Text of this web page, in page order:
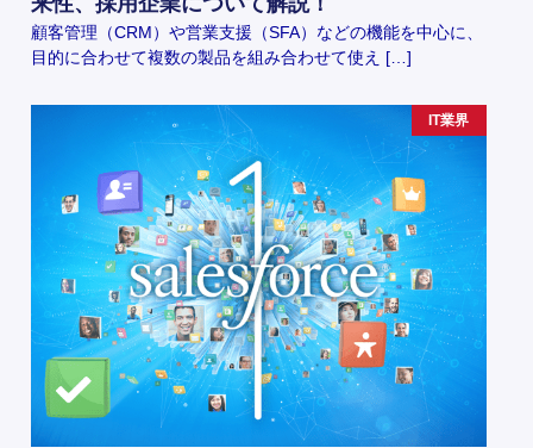
顧客管理（CRM）や営業支援（SFA）などの機能を中心に、
目的に合わせて複数の製品を組み合わせて使え […]
IT業界